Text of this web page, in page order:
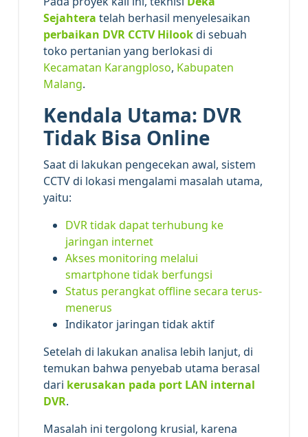
Sejahtera telah berhasil menyelesaikan
perbaikan DVR CCTV Hilookdi sebuah
toko pertanian yang berlokasi di
Kecamatan Karangploso, Kabupaten
Malang.
Kendala Utama: DVR
Tidak Bisa Online
Saat di lakukan pengecekan awal, sistem
CCTV di lokasi mengalami masalah utama,
yaitu:
DVR tidak dapat terhubung ke
jaringan internet
Akses monitoring melalui
smartphone tidak berfungsi
Status perangkat offline secara terus-
menerus
Indikator jaringan tidak aktif
Setelah di lakukan analisa lebih lanjut, di
temukan bahwa penyebab utama berasal
dari kerusakan pada port LAN internal
DVR.
Masalah ini tergolong krusial, karena